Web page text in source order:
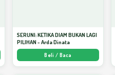
SERUNI: KETIKA DIAM BUKAN LAGI
PILIHAN - Arda Dinata
Beli / Baca